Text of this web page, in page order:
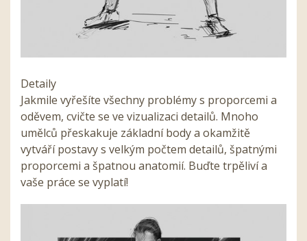
Detaily
Jakmile vyřešíte všechny problémy s proporcemi a
oděvem, cvičte se ve vizualizaci detailů. Mnoho
umělců přeskakuje základní body a okamžitě
vytváří postavy s velkým počtem detailů, špatnými
proporcemi a špatnou anatomií. Buďte trpěliví a
vaše práce se vyplatí!